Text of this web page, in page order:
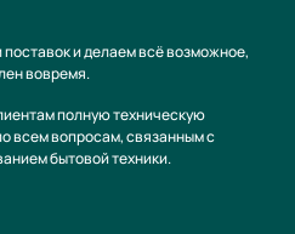
и делаем всё возможное,
вовремя.
полную техническую
всем вопросам, связанным с
бытовой техники.